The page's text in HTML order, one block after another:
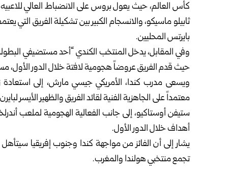
كأس العالم، حيث يعول بروس على الانضباط العالي
ثابيلو ماسيكو، والانسجام الكبير بين تشكيلة الفريق التي
بايرتس المحليين.
وفي المقابل، يدخل المنتخب الكندي “أحد مستضيفي
حيث قدم الفريق عروضاً هجومية لافتة خلال الدور الأول،
ويسعى مدرب كندا، الأمريكي جيسي مارش، إلى استعادة
معتمداً على الجاهزية الفنية لقائد الفريق والظهير
ستيفن أوستاكيو، إلى جانب الفعالية الهجومية لملعب
أهداف خلال الدور الأول.
تجمع منتخبي هولندا والمغرب.